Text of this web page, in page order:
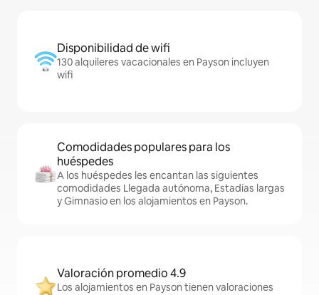
Disponibilidad de wifi
130 alquileres vacacionales en Payson incluyen
wifi
Comodidades populares para los
huéspedes
A los huéspedes les encantan las siguientes
comodidades Llegada autónoma, Estadías largas
y Gimnasio en los alojamientos en Payson.
Valoración promedio 4.9
Los alojamientos en Payson tienen valoraciones